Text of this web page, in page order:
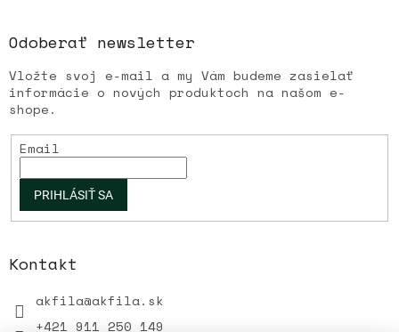
Odoberať newsletter
Vložte svoj e-mail a my Vám budeme zasielať
informácie o nových produktoch na našom e-
shope.
Email
PRIHLÁSIŤ SA
Kontakt
akfila@akfila.sk
+421 911 250 149